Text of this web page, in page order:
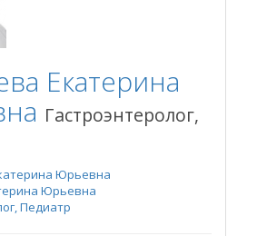
Екатерина
Гастроэнтеролог,
Юрьевна
Педиатр